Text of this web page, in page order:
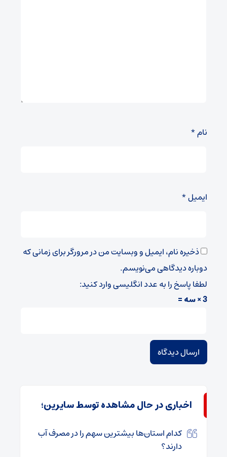
نام*
ایمیل*
ذخیره نام، ایمیل و وبسایت من در مرورگر برای زمانی که
دوباره دیدگاهی می‌نویسم.
لطفا پاسخ را به عدد انگلیسی وارد کنید:
3 × سه =
اخباری در حال مشاهده توسط سایرین؛
کدام استان‌ها بیشترین سهم را در مصرف آب
دارند؟